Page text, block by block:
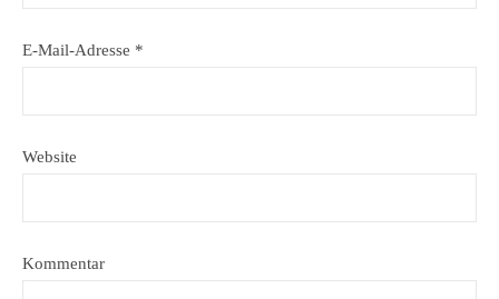
E-Mail-Adresse *
Website
Kommentar